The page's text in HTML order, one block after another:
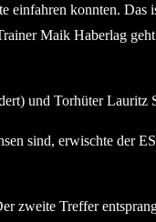
einfahren konnten. Das
Maik Haberlag
und Torhüter Lauritz
sind, erwischte der
zweite Treffer